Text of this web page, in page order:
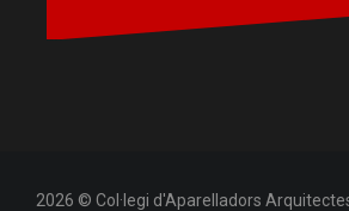
2026 © Col·legi d'Aparelladors